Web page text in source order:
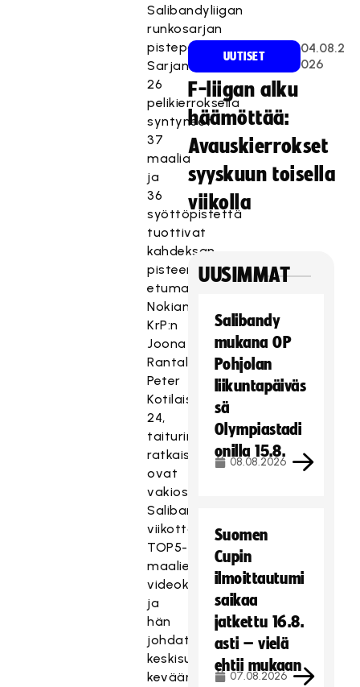
Salibandyliigan
runkosarjan
pistepörssin.
Sarjan
26
pelikierroksella
syntyneet
37
maalia
ja
36
syöttöpistettä
tuottivat
kahdeksan
pisteen
etumatkan
Nokian
KrP:n
Joona
Rantalaan.
Peter
Kotilaisen,
24,
taiturimaiset
ratkaisut
ovat
vakiosisältöä
Salibandyliigan
viikottaisessa
TOP5-
maalien
videokoosteessa,
ja
hän
johdatti
keskisuomalaiset
kevään
UUTISET
04.08.2
026
F-liigan alku
häämöttää:
Avauskierrokset
syyskuun toisella
viikolla
UUSIMMAT
Salibandy
mukana OP
Pohjolan
liikuntapäiväs
sä
Olympiastadi
onilla 15.8.
08.08.2026
Suomen
Cupin
ilmoittautumi
saikaa
jatkettu 16.8.
asti – vielä
ehtii mukaan
07.08.2026